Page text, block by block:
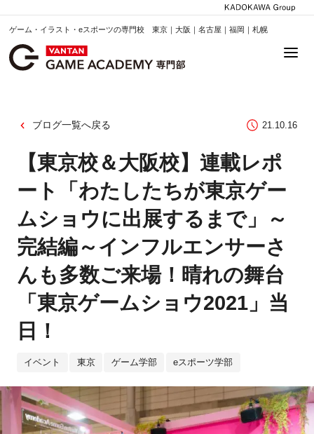
ゲーム・イラスト・eスポーツの専門校 東京｜大阪｜名古屋｜福岡｜札幌
ブログ一覧へ戻る 21.10.16
【東京校＆大阪校】連載レポ
ート「わたしたちが東京ゲー
ムショウに出展するまで」～
完結編～インフルエンサーさ
んも多数ご来場！晴れの舞台
「東京ゲームショウ2021」当
日！
イベント 東京 ゲーム学部 eスポーツ学部